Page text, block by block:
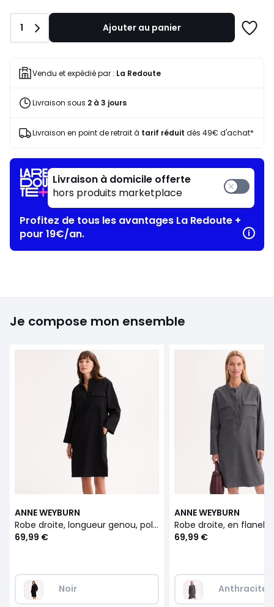
programme
pour
30,00
Quantité
1 Ajouter au panier
Vendu et expédié par : La Redoute
Livraison sous 2 à 3 jours
Livraison en point de retrait à tarif réduit dès 49€ d'achat*
Livraison à domicile offerte
hors produits marketplace
Profitez de tous les avantages La Redoute +
pour 19€/an.
Je compose mon ensemble
ANNE WEYBURN
Robe droite, longueur genou, polyviscose stretch
69,99 €
Noir
ANNE WEYBURN
69,99 €
Anthracite